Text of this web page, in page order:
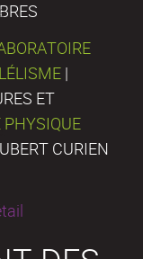
|
ET
PHYSIQUE
CURIEN